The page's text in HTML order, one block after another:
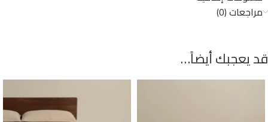
مراجعات (0)
قد يعجبك أيضاً…